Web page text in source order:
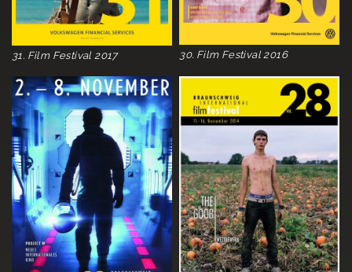
31. Film Festival 2017 30. Film Festival 2016